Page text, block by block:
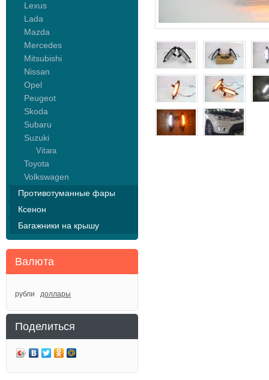
Lexus
Lada
Mazda
Mercedes
Mitsubishi
Nissan
Opel
Peugeot
Skoda
Subaru
Suzuki
Vitara
Toyota
Volkswagen
Противотуманные фары
Ксенон
Багажники на крышу
Валюта
рубли доллары
Поделиться